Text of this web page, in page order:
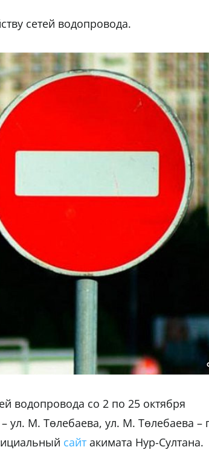
сетей водопровода.
водопровода со 2 по 25 октября
ул. М. Төлебаева, ул. М. Төлебаева –
сайт акимата Нур-Султана.